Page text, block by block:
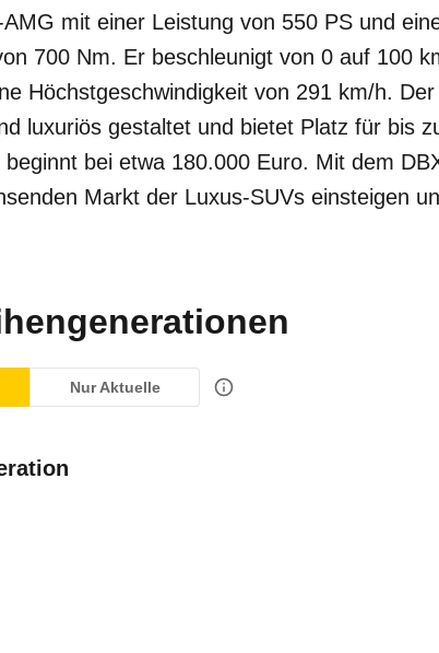
mit einer Leistung von 550 PS und
700 Nm. Er beschleunigt von 0 auf 100
Höchstgeschwindigkeit von 291 km/h.
luxuriös gestaltet und bietet Platz für bis
beginnt bei etwa 180.000 Euro. Mit dem
Markt der Luxus-SUVs einsteigen
Nur Aktuelle